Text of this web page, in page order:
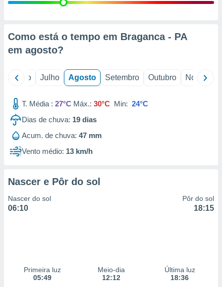
estudos
1199
Como está o tempo em Braganca - PA
em agosto?
Junho Julho Agosto Setembro Outubro Novembro
T. Média : 27°C Máx.: 30°C Min: 24°C
Dias de chuva: 19 dias
Acum. de chuva: 47 mm
Vento médio: 13 km/h
Nascer e Pôr do sol
Nascer do sol
06:10
Pôr do sol
18:15
Primeira luz
05:49
Meio-dia
12:12
Última luz
18:36